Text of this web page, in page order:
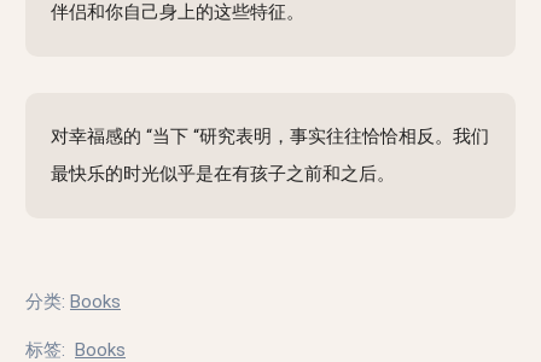
伴侣和你自己身上的这些特征。
对幸福感的 “当下 “研究表明，事实往往恰恰相反。我们
最快乐的时光似乎是在有孩子之前和之后。
分类: Books
标签: Books